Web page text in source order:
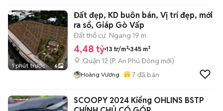
1 phút trước 6
Đất đẹp, KD buôn bán, Vị trí đẹp, mới
ra sổ, Giáp Gò Vấp
Đất thổ cư Ngang 19 m
4,48 tỷ 13 tr/m² 345 m²
Quận 12 (P. An Phú Đông mới)
Hoàng Vương 7 đã bán
SCOOPY 2024 Kiểng OHLINS BSTP